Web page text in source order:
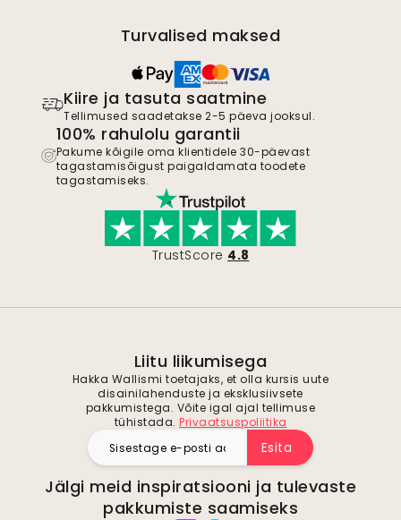
Turvalised maksed
Kiire ja tasuta saatmine
Tellimused saadetakse 2-5 päeva jooksul.
100% rahulolu garantii
Pakume kõigile oma klientidele 30-päevast
tagastamisõigust paigaldamata toodete
tagastamiseks.
TrustScore 4.8
Liitu liikumisega
Hakka Wallismi toetajaks, et olla kursis uute
disainilahenduste ja eksklusiivsete
pakkumistega. Võite igal ajal tellimuse
tühistada. Privaatsuspoliitika
Esita
Jälgi meid inspiratsiooni ja tulevaste
pakkumiste saamiseks